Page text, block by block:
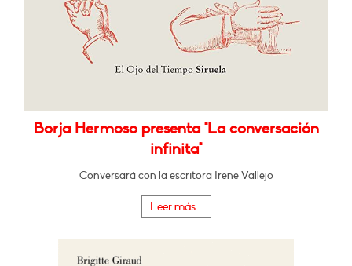
Borja Hermoso presenta "La conversación
infinita"
Conversará con la escritora Irene Vallejo
Leer más...